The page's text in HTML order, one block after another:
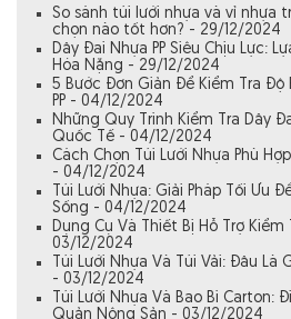
So sánh túi lưới nhựa và vỉ nhựa
chọn nào tốt hơn? - 29/12/2024
Dây Đai Nhựa PP Siêu Chịu Lực:
Hóa Nặng - 29/12/2024
5 Bước Đơn Giản Để Kiểm Tra Độ
PP - 04/12/2024
Những Quy Trình Kiểm Tra Dây
Quốc Tế - 04/12/2024
Cách Chọn Túi Lưới Nhựa Phù
- 04/12/2024
Túi Lưới Nhựa: Giải Pháp Tối Ưu
Sống - 04/12/2024
Dụng Cụ Và Thiết Bị Hỗ Trợ Kiểm
03/12/2024
Túi Lưới Nhựa Và Túi Vải: Đâu Là
- 03/12/2024
Túi Lưới Nhựa Và Bao Bì Carton:
Quản Nông Sản - 03/12/2024